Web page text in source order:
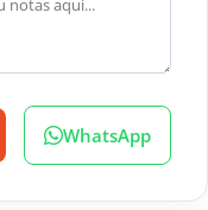
WhatsApp